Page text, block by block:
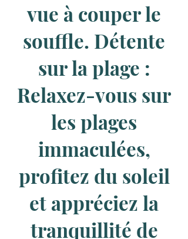
vue à couper le
souffle. Détente
sur la plage :
Relaxez-vous sur
les plages
immaculées,
profitez du soleil
et appréciez la
tranquillité de